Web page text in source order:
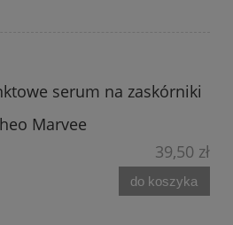
serum na zaskórniki
Marvee
39,50 zł
do koszyka